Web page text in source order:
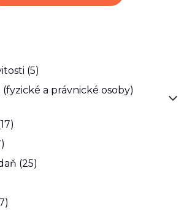
(5)
a právnické osoby)
(25)